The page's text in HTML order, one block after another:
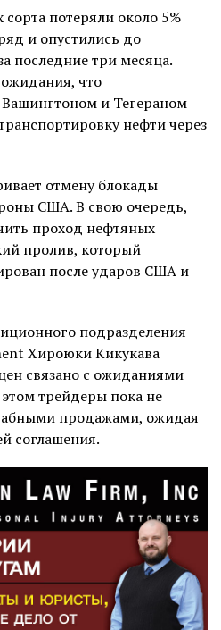
потеряли около 5%
и опустились до
последние три месяца.
что
и Тегераном
нефти через
отмену блокады
США. В свою очередь,
проход нефтяных
пролив, который
после ударов США и
подразделения
Хироюки Кикукава
связано с ожиданиями
трейдеры пока не
продажами, ожидая
соглашения.